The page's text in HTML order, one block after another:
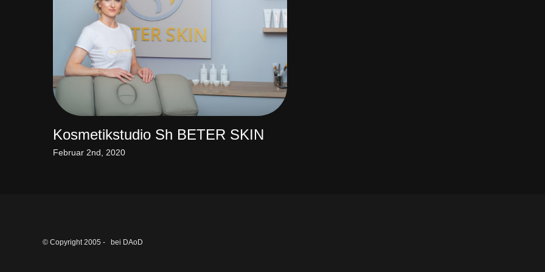
Kosmetikstudio Sh BETER SKIN
Februar 2nd, 2020
© Copyright 2005 - bei DAoD